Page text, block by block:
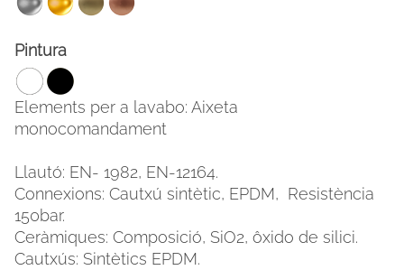
CAT
Pintura
Elements per a lavabo: Aixeta
monocomandament
Llautó: EN- 1982, EN-12164.
Connexions: Cautxú sintètic, EPDM, Resistència
150bar.
Ceràmiques: Composició, SiO2, ôxido de silici.
Cautxús: Sintètics EPDM.